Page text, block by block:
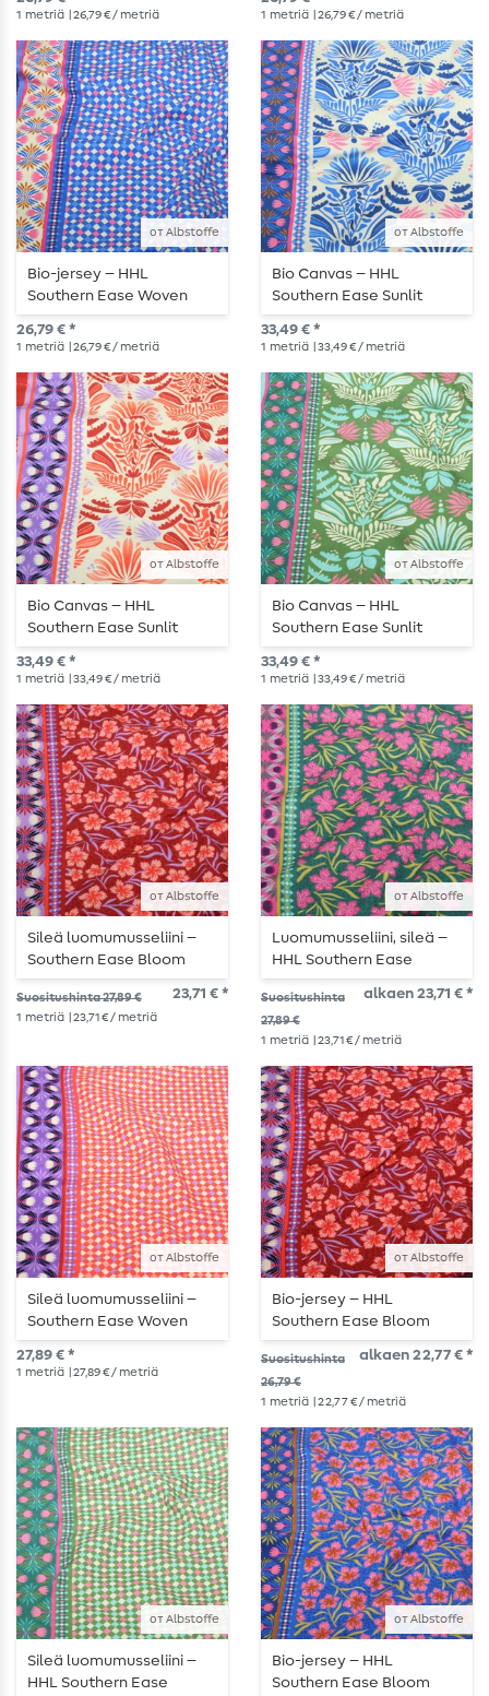
1 metriä | 26,79 € / metriä 1 metriä | 26,79 € / metriä
от Albstoffe
Bio-jersey – HHL
Southern Ease Woven
Light, kuninkaansininen
26,79 € *
1 metriä | 26,79 € / metriä
от Albstoffe
Bio Canvas – HHL
Southern Ease Sunlit
Botanica beige-sininen
33,49 € *
1 metriä | 33,49 € / metriä
от Albstoffe
Bio Canvas – HHL
Southern Ease Sunlit
Botanica beige-punainen
33,49 € *
1 metriä | 33,49 € / metriä
от Albstoffe
Bio Canvas – HHL
Southern Ease Sunlit
Botanica vihreä
33,49 € *
1 metriä | 33,49 € / metriä
от Albstoffe
Sileä luomumusseliini –
Southern Ease Bloom
Drift, punainen
Suositushinta 27,89 € 23,71 € *
1 metriä | 23,71 € / metriä
от Albstoffe
Luomumusseliini, sileä –
HHL Southern Ease
Bloom Drift, vihreä
Suositushinta
27,89 €
alkaen 23,71 € *
1 metriä | 23,71 € / metriä
от Albstoffe
Sileä luomumusseliini –
Southern Ease Woven
Light Red
27,89 € *
1 metriä | 27,89 € / metriä
от Albstoffe
Bio-jersey – HHL
Southern Ease Bloom
Drift, punainen
Suositushinta
26,79 €
alkaen 22,77 € *
1 metriä | 22,77 € / metriä
от Albstoffe
Sileä luomumusseliini –
HHL Southern Ease
от Albstoffe
Bio-jersey – HHL
Southern Ease Bloom